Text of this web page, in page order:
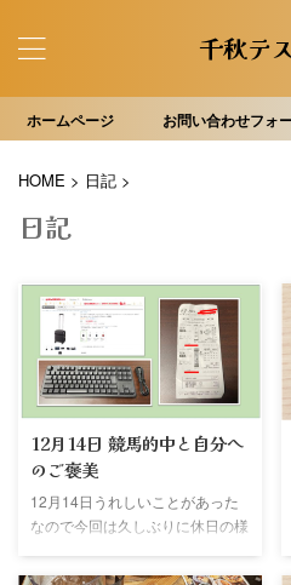
千秋テ
ホームページ お問い合わせフォ
HOME > 日記 >
日記
12月14日 競馬的中と自分へ
のご褒美
12月14日うれしいことがあった
なので今回は久しぶりに休日の様
2025年12月14日、新宿のウイン